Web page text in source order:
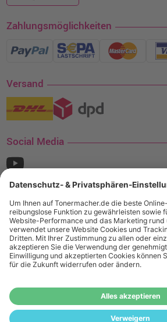
Zahlungsmöglichkeiten
Versand
Social Media
¹ Nur gültig für den Versand innerhalb Deutschlands.
von mindestens 35€ (inkl. Mwst.) an Ampertec
Versand für Sie kostenfrei.
Das Angebot von